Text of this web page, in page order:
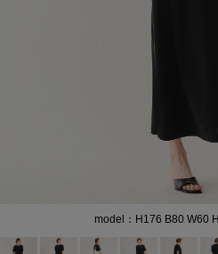
model：H176 B80 W60